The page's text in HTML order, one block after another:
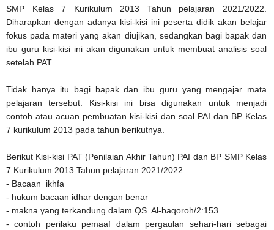
SMP Kelas 7 Kurikulum 2013 Tahun pelajaran 2021/2022.
Diharapkan dengan adanya kisi-kisi ini peserta didik akan belajar
fokus pada materi yang akan diujikan, sedangkan bagi bapak dan
ibu guru kisi-kisi ini akan digunakan untuk membuat analisis soal
setelah PAT.
Tidak hanya itu bagi bapak dan ibu guru yang mengajar mata
pelajaran tersebut. Kisi-kisi ini bisa digunakan untuk menjadi
contoh atau acuan pembuatan kisi-kisi dan soal PAI dan BP Kelas
7 kurikulum 2013 pada tahun berikutnya.
Berikut Kisi-kisi PAT (Penilaian Akhir Tahun) PAI dan BP SMP Kelas
7 Kurikulum 2013 Tahun pelajaran 2021/2022 :
- Bacaan ikhfa
- hukum bacaan idhar dengan benar
- makna yang terkandung dalam QS. Al-baqoroh/2:153
- contoh perilaku pemaaf dalam pergaulan sehari-hari sebagai